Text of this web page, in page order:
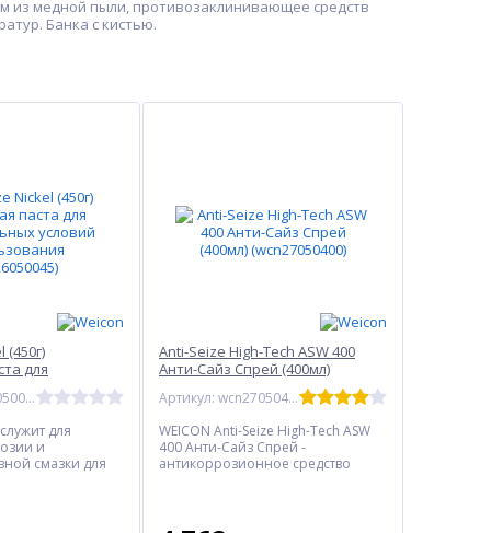
из медной пыли, противозаклинивающее средств
Банка с кистью.
(450г)
для
условий
Артикул: wcn26050045
для
и
смазки для
Anti-Seize High-Tech ASW 400
Анти-Сайз Спрей (400мл)
Артикул: wcn27050400
WEICON Anti-Seize High-Tech ASW
400 Анти-Сайз Спрей -
антикоррозионное средство
антикоррозионное средство.